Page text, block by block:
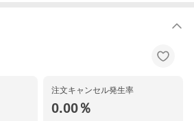
注文キャンセル発生率
0.00％